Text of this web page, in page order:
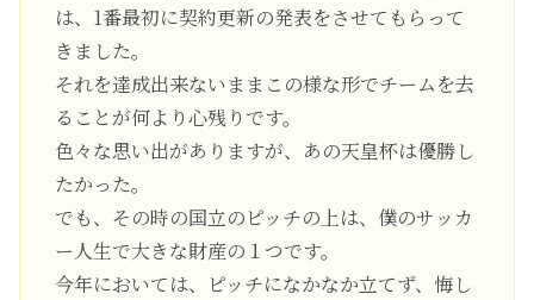
は、1番最初に契約更新の発表をさせてもらって
きました。
それを達成出来ないままこの様な形でチームを去
ることが何より心残りです。
色々な思い出がありますが、あの天皇杯は優勝し
たかった。
でも、その時の国立のピッチの上は、僕のサッカ
ー人生で大きな財産の１つです。
今年においては、ピッチになかなか立てず、悔し